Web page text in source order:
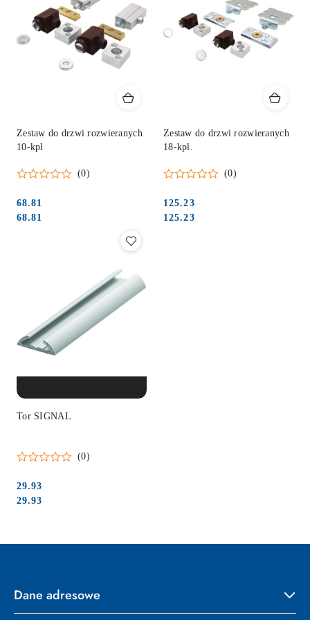
Zestaw do drzwi rozwieranych
10-kpl
(0)
Cena:
68.81
Cena:
68.81
Zestaw do drzwi rozwieranych
18-kpl.
(0)
Cena:
125.23
Cena:
125.23
Tor SIGNAL
(0)
Cena:
29.93
Cena:
29.93
Dane adresowe